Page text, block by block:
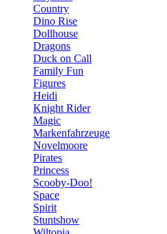
Country
Dino Rise
Dollhouse
Dragons
Duck on Call
Family Fun
Figures
Heidi
Knight Rider
Magic
Markenfahrzeuge
Novelmoore
Pirates
Princess
Scooby-Doo!
Space
Spirit
Stuntshow